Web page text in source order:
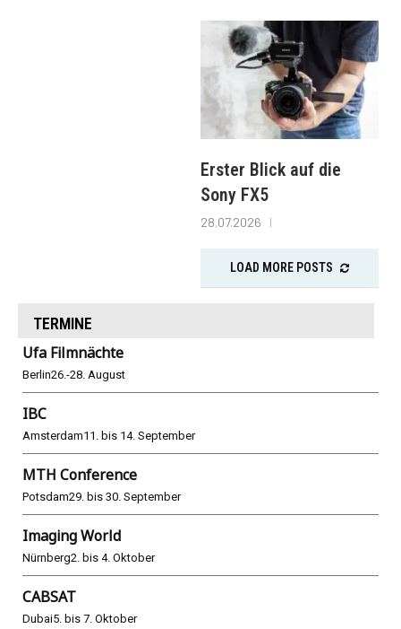
Erster Blick auf die
Sony FX5
28.07.2026
LOAD MORE POSTS
TERMINE
Ufa Filmnächte
Berlin26.-28. August
IBC
Amsterdam11. bis 14. September
MTH Conference
Potsdam29. bis 30. September
Imaging World
Nürnberg2. bis 4. Oktober
CABSAT
Dubai5. bis 7. Oktober